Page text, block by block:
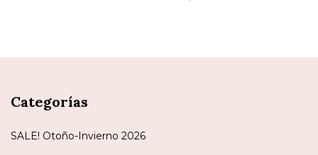
Categorías
SALE! Otoño-Invierno 2026